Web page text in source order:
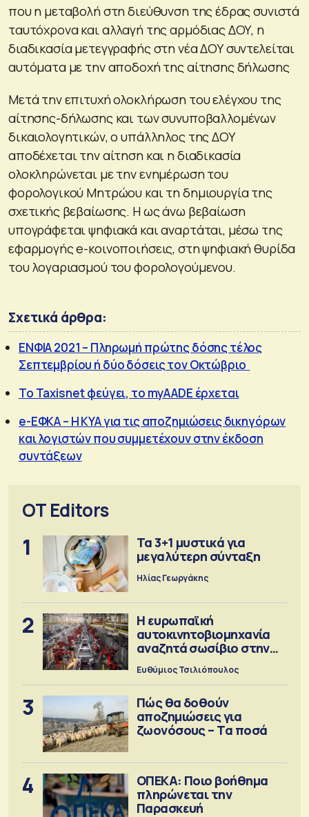
που η μεταβολή στη διεύθυνση της έδρας συνιστά
ταυτόχρονα και αλλαγή της αρμόδιας ΔΟΥ, η
διαδικασία μετεγγραφής στη νέα ΔΟΥ συντελείται
αυτόματα με την αποδοχή της αίτησης δήλωσης
Μετά την επιτυχή ολοκλήρωση του ελέγχου της
αίτησης-δήλωσης και των συνυποβαλλομένων
δικαιολογητικών, ο υπάλληλος της ΔΟΥ
αποδέχεται την αίτηση και η διαδικασία
ολοκληρώνεται με την ενημέρωση του
φορολογικού Μητρώου και τη δημιουργία της
σχετικής βεβαίωσης. Η ως άνω βεβαίωση
υπογράφεται ψηφιακά και αναρτάται, μέσω της
εφαρμογής e-κοινοποιήσεις, στη ψηφιακή θυρίδα
του λογαριασμού του φορολογούμενου.
Σχετικά άρθρα:
ΕΝΦΙΑ 2021 – Πληρωμή πρώτης δόσης τέλος
Σεπτεμβρίου ή δύο δόσεις τον Οκτώβριο
Το Taxisnet φεύγει, το myAADE έρχεται
e-ΕΦΚΑ – Η ΚΥΑ για τις αποζημιώσεις δικηγόρων
και λογιστών που συμμετέχουν στην έκδοση
συντάξεων
OT Editors
1
Τα 3+1 μυστικά για
μεγαλύτερη σύνταξη
Ηλίας Γεωργάκης
2
Η ευρωπαϊκή
αυτοκινητοβιομηχανία
αναζητά σωσίβιο στην
Κίνα
Ευθύμιος Τσιλιόπουλος
3
Πώς θα δοθούν
αποζημιώσεις για
ζωονόσους – Τα ποσά
4
ΟΠΕΚΑ: Ποιο βοήθημα
πληρώνεται την
Παρασκευή